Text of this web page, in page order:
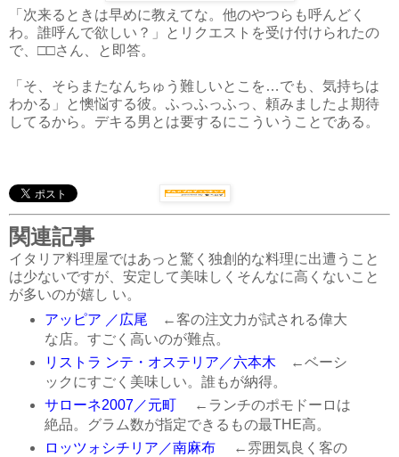
「次来るときは早めに教えてな。他のやつらも呼んどく
わ。誰呼んで欲しい？」とリクエストを受け付けられたの
で、□□さん、と即答。
「そ、そらまたなんちゅう難しいとこを…でも、気持ちは
わかる」と懊悩する彼。ふっふっふっ、頼みましたよ期待
してるから。デキる男とは要するにこういうことである。
関連記事
イタリア料理屋ではあっと驚く独創的な料理に出遭うこと
は少ないですが、安定して美味しくそんなに高くないこと
が多いのが嬉し い。
アッピア ／広尾 ←客の注文力が試される偉大
な店。すごく高いのが難点。
リストラ ンテ・オステリア／六本木 ←ベーシ
ックにすごく美味しい。誰もが納得。
サローネ2007／元町
←ランチのポモドーロは
絶品。グラム数が指定できるもの最THE高。
ロッツォシチリア／南麻布
←雰囲気良く客の